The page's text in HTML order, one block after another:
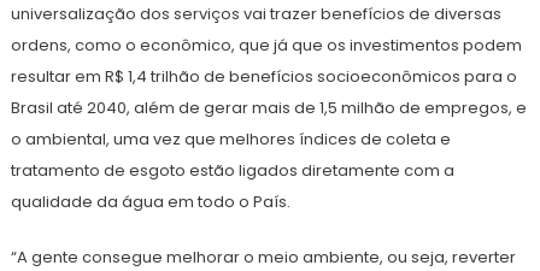
universalização dos serviços vai trazer benefícios de diversas
ordens, como o econômico, que já que os investimentos podem
resultar em R$ 1,4 trilhão de benefícios socioeconômicos para o
Brasil até 2040, além de gerar mais de 1,5 milhão de empregos, e
o ambiental, uma vez que melhores índices de coleta e
tratamento de esgoto estão ligados diretamente com a
qualidade da água em todo o País.
“A gente consegue melhorar o meio ambiente, ou seja, reverter